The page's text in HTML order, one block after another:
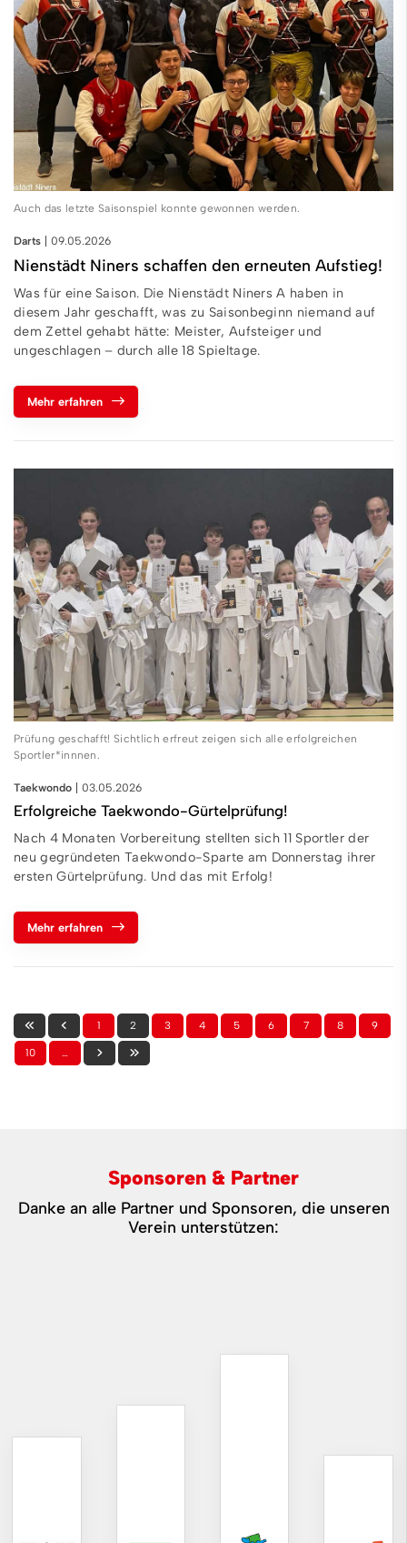
Auch das letzte Saisonspiel konnte gewonnen werden.
Darts 09.05.2026
Nienstädt Niners schaffen den erneuten Aufstieg!
Was für eine Saison. Die Nienstädt Niners A haben in
diesem Jahr geschafft, was zu Saisonbeginn niemand auf
dem Zettel gehabt hätte: Meister, Aufsteiger und
ungeschlagen – durch alle 18 Spieltage.
Mehr erfahren
Prüfung geschafft! Sichtlich erfreut zeigen sich alle erfolgreichen
Sportler*innnen.
Taekwondo 03.05.2026
Erfolgreiche Taekwondo-Gürtelprüfung!
Nach 4 Monaten Vorbereitung stellten sich 11 Sportler der
neu gegründeten Taekwondo-Sparte am Donnerstag ihrer
ersten Gürtelprüfung. Und das mit Erfolg!
Mehr erfahren
1 2 3 4 5 6 7 8 9
10 …
Sponsoren & Partner
Danke an alle Partner und Sponsoren, die unseren
Verein unterstützen: